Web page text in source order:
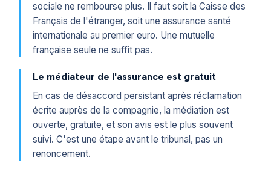
sociale ne rembourse plus. Il faut soit la Caisse des
Français de l'étranger, soit une assurance santé
internationale au premier euro. Une mutuelle
française seule ne suffit pas.
Le médiateur de l'assurance est gratuit
En cas de désaccord persistant après réclamation
écrite auprès de la compagnie, la médiation est
ouverte, gratuite, et son avis est le plus souvent
suivi. C'est une étape avant le tribunal, pas un
renoncement.